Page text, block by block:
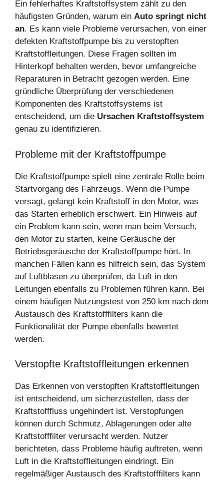
Ein fehlerhaftes Kraftstoffsystem zählt zu den
häufigsten Gründen, warum ein Auto springt nicht
an. Es kann viele Probleme verursachen, von einer
defekten Kraftstoffpumpe bis zu verstopften
Kraftstoffleitungen. Diese Fragen sollten im
Hinterkopf behalten werden, bevor umfangreiche
Reparaturen in Betracht gezogen werden. Eine
gründliche Überprüfung der verschiedenen
Komponenten des Kraftstoffsystems ist
entscheidend, um die Ursachen Kraftstoffsystem
genau zu identifizieren.
Probleme mit der Kraftstoffpumpe
Die Kraftstoffpumpe spielt eine zentrale Rolle beim
Startvorgang des Fahrzeugs. Wenn die Pumpe
versagt, gelangt kein Kraftstoff in den Motor, was
das Starten erheblich erschwert. Ein Hinweis auf
ein Problem kann sein, wenn man beim Versuch,
den Motor zu starten, keine Geräusche der
Betriebsgeräusche der Kraftstoffpumpe hört. In
manchen Fällen kann es hilfreich sein, das System
auf Luftblasen zu überprüfen, da Luft in den
Leitungen ebenfalls zu Problemen führen kann. Bei
einem häufigen Nutzungstest von 250 km nach dem
Austausch des Kraftstofffilters kann die
Funktionalität der Pumpe ebenfalls bewertet
werden.
Verstopfte Kraftstoffleitungen erkennen
Das Erkennen von verstopften Kraftstoffleitungen
ist entscheidend, um sicherzustellen, dass der
Kraftstofffluss ungehindert ist. Verstopfungen
können durch Schmutz, Ablagerungen oder alte
Kraftstofffilter verursacht werden. Nutzer
berichteten, dass Probleme häufig auftreten, wenn
Luft in die Kraftstoffleitungen eindringt. Ein
regelmäßiger Austausch des Kraftstofffilters kann